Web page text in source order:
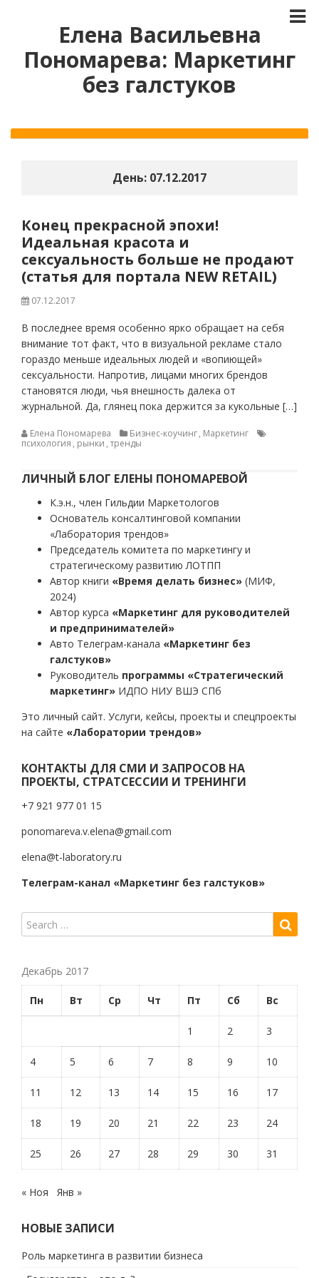
Елена Васильевна
Пономарева: Маркетинг
без галстуков
День: 07.12.2017
Конец прекрасной эпохи!
Идеальная красота и
сексуальность больше не продают
(статья для портала NEW RETAIL)
07.12.2017
В последнее время особенно ярко обращает на себя
внимание тот факт, что в визуальной рекламе стало
гораздо меньше идеальных людей и «вопиющей»
сексуальности. Напротив, лицами многих брендов
становятся люди, чья внешность далека от
журнальной. Да, глянец пока держится за кукольные […]
Елена Пономарева Бизнес-коучинг, Маркетинг
психология , рынки , тренды
ЛИЧНЫЙ БЛОГ ЕЛЕНЫ ПОНОМАРЕВОЙ
К.э.н., член Гильдии Маркетологов
Основатель консалтинговой компании
«Лаборатория трендов»
Председатель комитета по маркетингу и
стратегическому развитию ЛОТПП
Автор книги «Время делать бизнес» (МИФ,
2024)
Автор курса «Маркетинг для руководителей
и предпринимателей»
Авто Телеграм-канала «Маркетинг без
галстуков»
Руководитель программы «Стратегический
маркетинг» ИДПО НИУ ВШЭ СПб
Это личный сайт. Услуги, кейсы, проекты и спецпроекты
на сайте «Лаборатории трендов»
КОНТАКТЫ ДЛЯ СМИ И ЗАПРОСОВ НА
ПРОЕКТЫ, СТРАТСЕССИИ И ТРЕНИНГИ
+7 921 977 01 15
ponomareva.v.elena@gmail.com
elena@t-laboratory.ru
Телеграм-канал «Маркетинг без галстуков»
Декабрь 2017
Пн Вт Ср Чт Пт Сб Вс
1 2 3
4 5 6 7 8 9 10
11 12 13 14 15 16 17
18 19 20 21 22 23 24
25 26 27 28 29 30 31
« Ноя Янв »
НОВЫЕ ЗАПИСИ
Роль маркетинга в развитии бизнеса